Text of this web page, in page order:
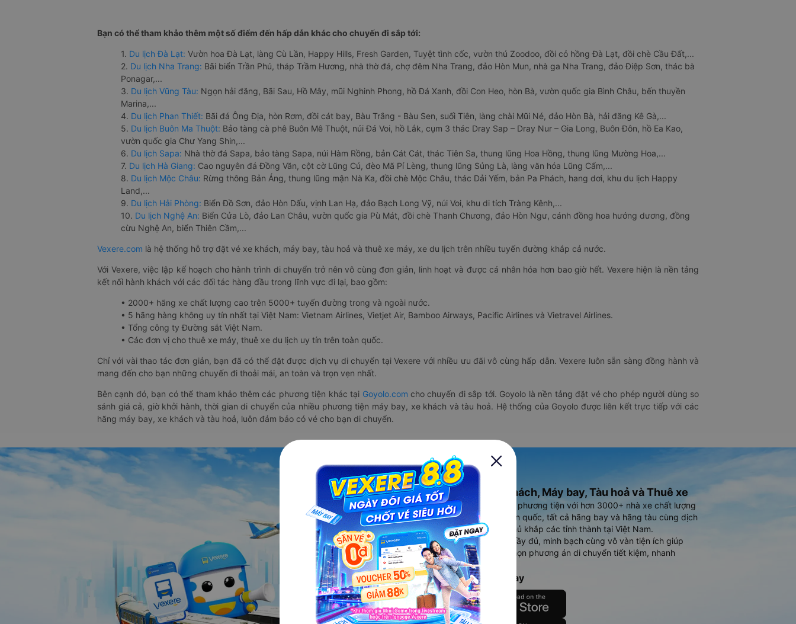
Bạn có thể tham khảo thêm một số điểm đến hấp dẫn khác cho chuyến đi sắp tới:
1. Du lịch Đà Lạt: Vườn hoa Đà Lạt, làng Cù Lần, Happy Hills, Fresh Garden, Tuyệt tình cốc, vườn thú Zoodoo, đồi cỏ hồng Đà Lạt, đồi chè Cầu Đất,...
2. Du lịch Nha Trang: Bãi biển Trần Phú, tháp Trầm Hương, nhà thờ đá, chợ đêm Nha Trang, đảo Hòn Mun, nhà ga Nha Trang, đảo Điệp Sơn, thác bà
Ponagar,...
3. Du lịch Vũng Tàu: Ngọn hải đăng, Bãi Sau, Hồ Mây, mũi Nghinh Phong, hồ Đá Xanh, đồi Con Heo, hòn Bà, vườn quốc gia Bình Châu, bến thuyền
Marina,...
4. Du lịch Phan Thiết: Bãi đá Ông Địa, hòn Rơm, đồi cát bay, Bàu Trắng - Bàu Sen, suối Tiên, làng chài Mũi Né, đảo Hòn Bà, hải đăng Kê Gà,...
5. Du lịch Buôn Ma Thuột: Bảo tàng cà phê Buôn Mê Thuột, núi Đá Voi, hồ Lắk, cụm 3 thác Dray Sap – Dray Nur – Gia Long, Buôn Đôn, hồ Ea Kao,
vườn quốc gia Chư Yang Shin,...
6. Du lịch Sapa: Nhà thờ đá Sapa, bảo tàng Sapa, núi Hàm Rồng, bản Cát Cát, thác Tiên Sa, thung lũng Hoa Hồng, thung lũng Mường Hoa,...
7. Du lịch Hà Giang: Cao nguyên đá Đồng Văn, cột cờ Lũng Cú, đèo Mã Pí Lèng, thung lũng Sủng Là, làng văn hóa Lũng Cẩm,...
8. Du lịch Mộc Châu: Rừng thông Bản Áng, thung lũng mận Nà Ka, đồi chè Mộc Châu, thác Dải Yếm, bản Pa Phách, hang dơi, khu du lịch Happy
Land,...
9. Du lịch Hải Phòng: Biển Đồ Sơn, đảo Hòn Dấu, vịnh Lan Hạ, đảo Bạch Long Vỹ, núi Voi, khu di tích Tràng Kênh,...
10. Du lịch Nghệ An: Biển Cửa Lò, đảo Lan Châu, vườn quốc gia Pù Mát, đồi chè Thanh Chương, đảo Hòn Ngư, cánh đồng hoa hướng dương, đồng
cừu Nghệ An, biển Thiên Cầm,...
Vexere.com là hệ thống hỗ trợ đặt vé xe khách, máy bay, tàu hoả và thuê xe máy, xe du lịch trên nhiều tuyến đường khắp cả nước.
Với Vexere, việc lập kế hoạch cho hành trình di chuyển trở nên vô cùng đơn giản, linh hoạt và được cá nhân hóa hơn bao giờ hết. Vexere hiện là nền tảng
kết nối hành khách với các đối tác hàng đầu trong lĩnh vực đi lại, bao gồm:
• 2000+ hãng xe chất lượng cao trên 5000+ tuyến đường trong và ngoài nước.
• 5 hãng hàng không uy tín nhất tại Việt Nam: Vietnam Airlines, Vietjet Air, Bamboo Airways, Pacific Airlines và Vietravel Airlines.
• Tổng công ty Đường sắt Việt Nam.
• Các đơn vị cho thuê xe máy, thuê xe du lịch uy tín trên toàn quốc.
Chỉ với vài thao tác đơn giản, bạn đã có thể đặt được dịch vụ di chuyển tại Vexere với nhiều ưu đãi vô cùng hấp dẫn. Vexere luôn sẵn sàng đồng hành và
mang đến cho bạn những chuyến đi thoải mái, an toàn và trọn vẹn nhất.
Bên cạnh đó, bạn có thể tham khảo thêm các phương tiện khác tại Goyolo.com cho chuyến đi sắp tới. Goyolo là nền tảng đặt vé cho phép người dùng so
sánh giá cả, giờ khởi hành, thời gian di chuyển của nhiều phương tiện máy bay, xe khách và tàu hoả. Hệ thống của Goyolo được liên kết trực tiếp với các
hãng máy bay, xe khách và tàu hoả, luôn đảm bảo có vé cho bạn di chuyển.
Ứng dụng đặt vé Xe khách, Máy bay, Tàu hoả và Thuê xe
Vexere - ứng dụng đặt vé đa phương tiện với hơn 3000+ nhà xe chất lượng
cao, 5000+ tuyến đường toàn quốc, tất cả hãng bay và hãng tàu cùng dịch
vụ thuê xe máy, xe du lịch phủ khắp các tỉnh thành tại Việt Nam.
Ứng dụng hiển thị thông tin đầy đủ, minh bạch cùng vô vàn tiện ích giúp
người dùng so sánh và lựa chọn phương án di chuyển tiết kiệm, nhanh
chóng và phù hợp nhất.
Tải ứng dụng Vexere ngay